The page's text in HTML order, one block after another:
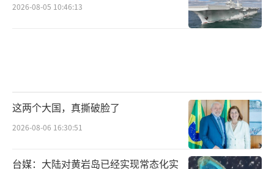
2026-08-05 10:46:13
这两个大国，真撕破脸了
2026-08-06 16:30:51
台媒：大陆对黄岩岛已经实现常态化实